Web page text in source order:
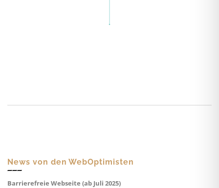
News von den WebOptimisten
Barrierefreie Webseite (ab Juli 2025)